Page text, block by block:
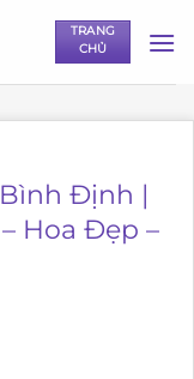
TRANG
CHỦ
Định |
Hoa Đẹp –